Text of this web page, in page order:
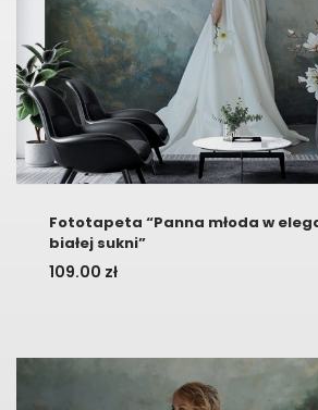
Fototapeta “Panna młoda w
białej sukni”
109.00 zł